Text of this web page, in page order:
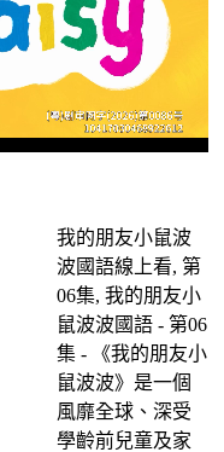
我的朋友小鼠波
波國語線上看, 第
06集, 我的朋友小
鼠波波國語 - 第06
集 - 《我的朋友小
鼠波波》是一個
風靡全球、深受
學齡前兒童及家